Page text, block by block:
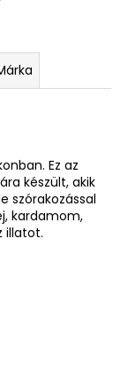
Ez az
készült, akik
szórakozással
kardamom,
illatot.